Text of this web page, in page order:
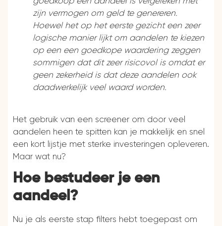
zijn vermogen om geld te genereren.
Hoewel het op het eerste gezicht een zeer
logische manier lijkt om aandelen te kiezen
op een een goedkope waardering zeggen
sommigen dat dit zeer risicovol is omdat er
geen zekerheid is dat deze aandelen ook
daadwerkelijk veel waard worden.
Het gebruik van een screener om door veel
aandelen heen te spitten kan je makkelijk en snel
een kort lijstje met sterke investeringen opleveren.
Maar wat nu?
Hoe bestudeer je een
aandeel?
Nu je als eerste stap filters hebt toegepast om